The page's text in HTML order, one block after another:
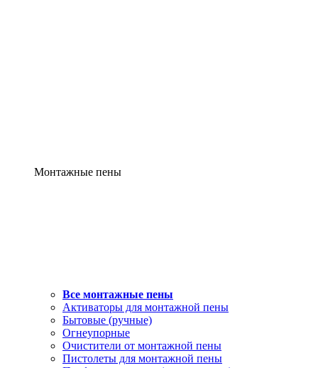
Монтажные пены
Все монтажные пены
Активаторы для монтажной пены
Бытовые (ручные)
Огнеупорные
Очистители от монтажной пены
Пистолеты для монтажной пены